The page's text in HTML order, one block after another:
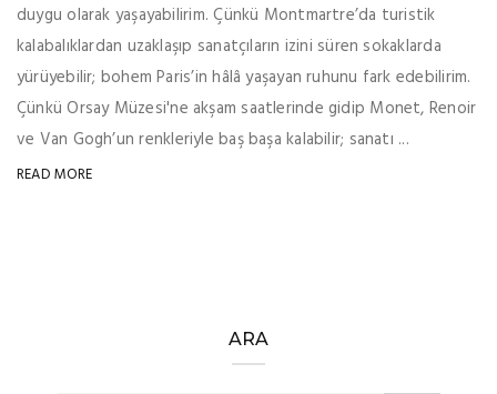
duygu olarak yaşayabilirim. Çünkü Montmartre’da turistik
kalabalıklardan uzaklaşıp sanatçıların izini süren sokaklarda
yürüyebilir; bohem Paris’in hâlâ yaşayan ruhunu fark edebilirim.
Çünkü Orsay Müzesi'ne akşam saatlerinde gidip Monet, Renoir
ve Van Gogh’un renkleriyle baş başa kalabilir; sanatı ...
READ MORE
ARA